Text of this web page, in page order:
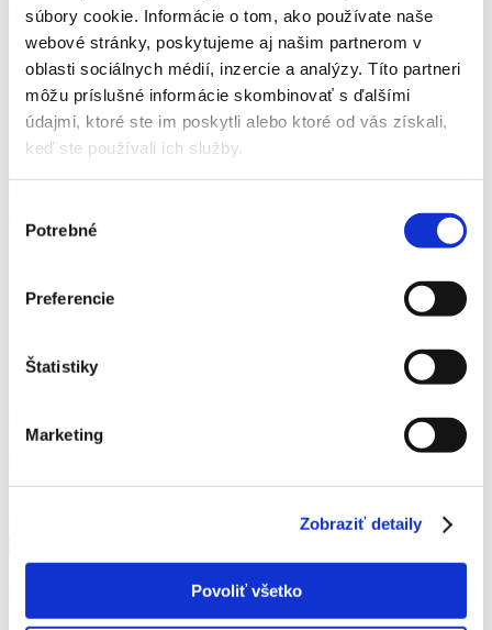
súbory cookie. Informácie o tom, ako používate naše
webové stránky, poskytujeme aj našim partnerom v
oblasti sociálnych médií, inzercie a analýzy. Títo partneri
môžu príslušné informácie skombinovať s ďalšími
údajmi, ktoré ste im poskytli alebo ktoré od vás získali,
keď ste používali ich služby.
súhlasu
Potrebné
Preferencie
Štatistiky
Marketing
Zobraziť detaily
Povoliť všetko
Fiskars Násada teleskopická QuikFit
Domov
Produkty
Ručné záhradné náradie
Násady
Fiskars Násada teleskopická QuikFit
Všeobecné vlastnosti:
Dvojitý zámok pre bezpečné použitie
Jediná násada a veľký výber pracovných nástavcov pre
mnoho úloh na záhrade.
množstvo Fiskars Násada teleskopická QuikFit
Podobné produkty